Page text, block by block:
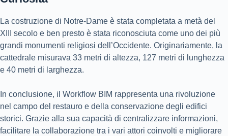
La costruzione di Notre-Dame è stata completata a metà del
XIII secolo e ben presto è stata riconosciuta come uno dei più
grandi monumenti religiosi dell’Occidente. Originariamente, la
cattedrale misurava 33 metri di altezza, 127 metri di lunghezza
e 40 metri di larghezza.
In conclusione, il Workflow BIM rappresenta una rivoluzione
nel campo del restauro e della conservazione degli edifici
storici. Grazie alla sua capacità di centralizzare informazioni,
facilitare la collaborazione tra i vari attori coinvolti e migliorare